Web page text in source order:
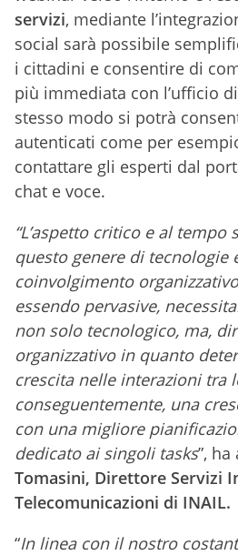
servizi, mediante
social sarà possibile
i cittadini e consentire di
più immediata con l’ufficio
stesso modo si potrà
autenticati come per
contattare gli esperti dal
chat e voce.
“L’aspetto critico e al
questo genere di tecnologie
coinvolgimento
essendo pervasive,
non solo tecnologico, ma,
organizzativo in quanto
crescita nelle interazioni tra
conseguentemente, una
con una migliore
dedicato ai singoli tasks”,
Tomasini, Direttore Servizi
Telecomunicazioni di INAIL.
“In linea con il nostro